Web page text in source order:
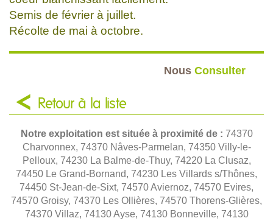
Semis de février à juillet.
Récolte de mai à octobre.
Nous Consulter
Retour à la liste
Notre exploitation est située à proximité de : 74370
Charvonnex, 74370 Nâves-Parmelan, 74350 Villy-le-
Pelloux, 74230 La Balme-de-Thuy, 74220 La Clusaz,
74450 Le Grand-Bornand, 74230 Les Villards s/Thônes,
74450 St-Jean-de-Sixt, 74570 Aviernoz, 74570 Evires,
74570 Groisy, 74370 Les Ollières, 74570 Thorens-Glières,
74370 Villaz, 74130 Ayse, 74130 Bonneville, 74130